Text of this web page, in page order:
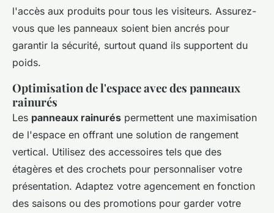
l'accès aux produits pour tous les visiteurs. Assurez-
vous que les panneaux soient bien ancrés pour
garantir la sécurité, surtout quand ils supportent du
poids.
Optimisation de l'espace avec des panneaux
rainurés
Les panneaux rainurés permettent une maximisation
de l'espace en offrant une solution de rangement
vertical. Utilisez des accessoires tels que des
étagères et des crochets pour personnaliser votre
présentation. Adaptez votre agencement en fonction
des saisons ou des promotions pour garder votre